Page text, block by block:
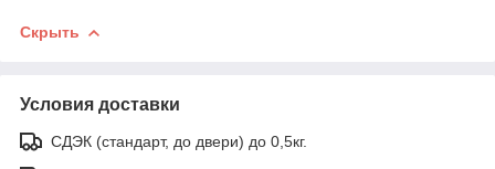
Скрыть
Условия доставки
СДЭК (стандарт, до двери) до 0,5кг.